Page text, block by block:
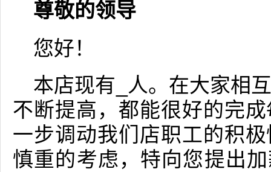
尊敬的领导
您好！
本店现有_人。在大家相
不断提高，都能很好的完
一步调动我们店职工的积
慎重的考虑，特向您提出